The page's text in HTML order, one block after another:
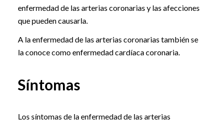
enfermedad de las arterias coronarias y las afecciones
que pueden causarla.
A la enfermedad de las arterias coronarias también se
la conoce como enfermedad cardíaca coronaria.
Síntomas
Los síntomas de la enfermedad de las arterias